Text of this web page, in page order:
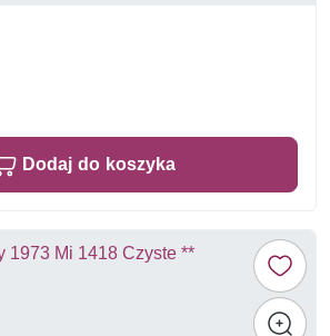
Dodaj do koszyka